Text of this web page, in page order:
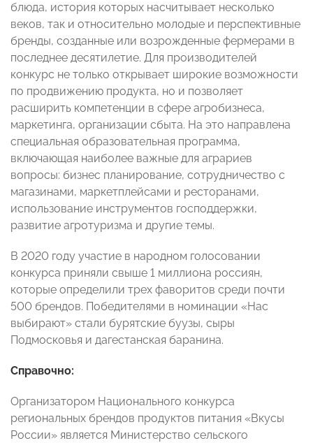
блюда, история которых насчитывает несколько
веков, так и относительно молодые и перспективные
бренды, созданные или возрожденные фермерами в
последнее десятилетие. Для производителей
конкурс не только открывает широкие возможности
по продвижению продукта, но и позволяет
расширить компетенции в сфере агробизнеса,
маркетинга, организации сбыта. На это направлена
специальная образовательная программа,
включающая наиболее важные для аграриев
вопросы: бизнес планирование, сотрудничество с
магазинами, маркетплейсами и ресторанами,
использование инструментов господдержки,
развитие агротуризма и другие темы.
В 2020 году участие в народном голосовании
конкурса приняли свыше 1 миллиона россиян,
которые определили трех фаворитов среди почти
500 брендов. Победителями в номинации «Нас
выбирают» стали бурятские буузы, сыры
Подмосковья и дагестанская баранина.
Cправочно:
Организатором Национального конкурса
региональных брендов продуктов питания «Вкусы
России» является Министерство сельского